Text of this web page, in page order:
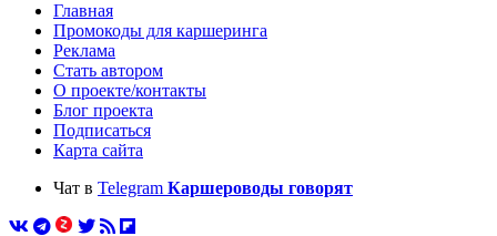
Главная
Промокоды для каршеринга
Реклама
Стать автором
О проекте/контакты
Блог проекта
Подписаться
Карта сайта
Чат в Telegram Каршероводы говорят